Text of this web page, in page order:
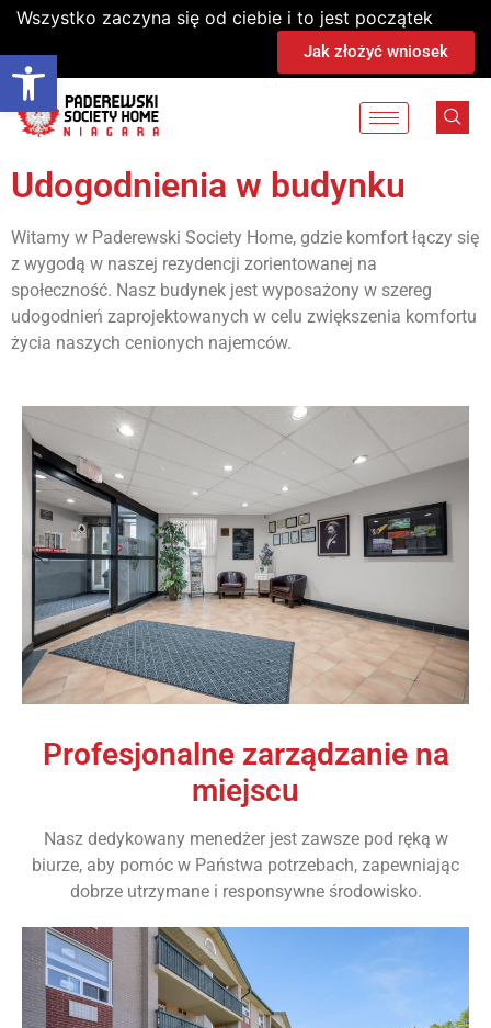
Otworzyć pasek narzędzi
Wszystko zaczyna się od ciebie i to jest początek
Jak złożyć wniosek
Udogodnienia w budynku
Witamy w Paderewski Society Home, gdzie komfort łączy się
z wygodą w naszej rezydencji zorientowanej na
społeczność. Nasz budynek jest wyposażony w szereg
udogodnień zaprojektowanych w celu zwiększenia komfortu
życia naszych cenionych najemców.
Profesjonalne zarządzanie na
miejscu
Nasz dedykowany menedżer jest zawsze pod ręką w
biurze, aby pomóc w Państwa potrzebach, zapewniając
dobrze utrzymane i responsywne środowisko.